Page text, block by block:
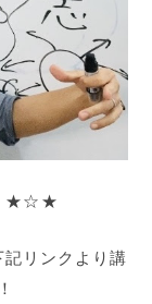
★☆★
リンクより講